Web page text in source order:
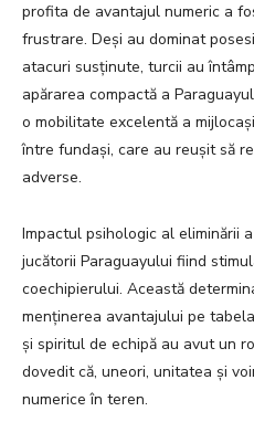
profita de avantajul numeric a
frustrare. Deși au dominat
atacuri susținute, turcii au
apărarea compactă a
o mobilitate excelentă a
între fundași, care au reușit să
adverse.
Impactul psihologic al eliminării
jucătorii Paraguayului fiind
coechipierului. Această
menținerea avantajului pe
și spiritul de echipă au avut un
dovedit că, uneori, unitatea și
numerice în teren.